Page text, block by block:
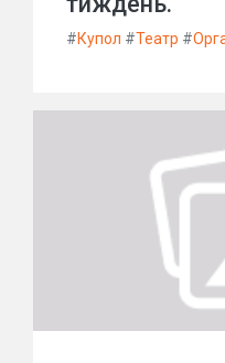
#Купол #Театр #